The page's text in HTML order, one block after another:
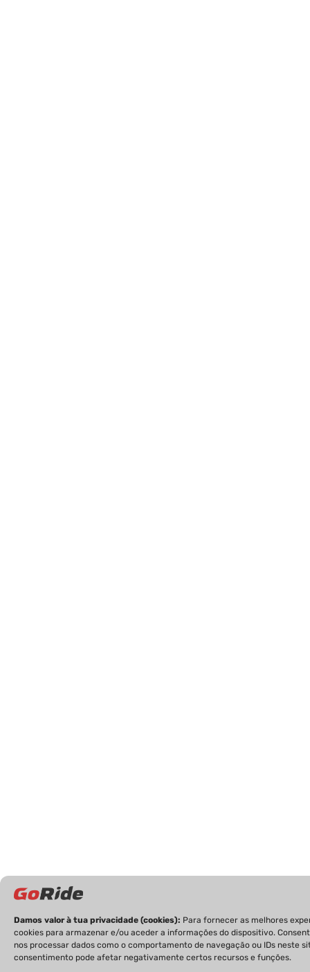
Damos valor à tua privacidade (cookies): Para fornecer as melhores
cookies para armazenar e/ou aceder a informações do dispositivo.
nos processar dados como o comportamento de navegação ou IDs neste
consentimento pode afetar negativamente certos recursos e funções.